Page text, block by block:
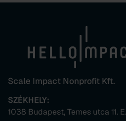
Scale Impact Nonprofit Kft.
SZÉKHELY:
1038 Budapest, Temes utca 11.